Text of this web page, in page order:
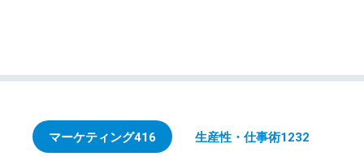
マーケティング416 生産性・仕事術1232